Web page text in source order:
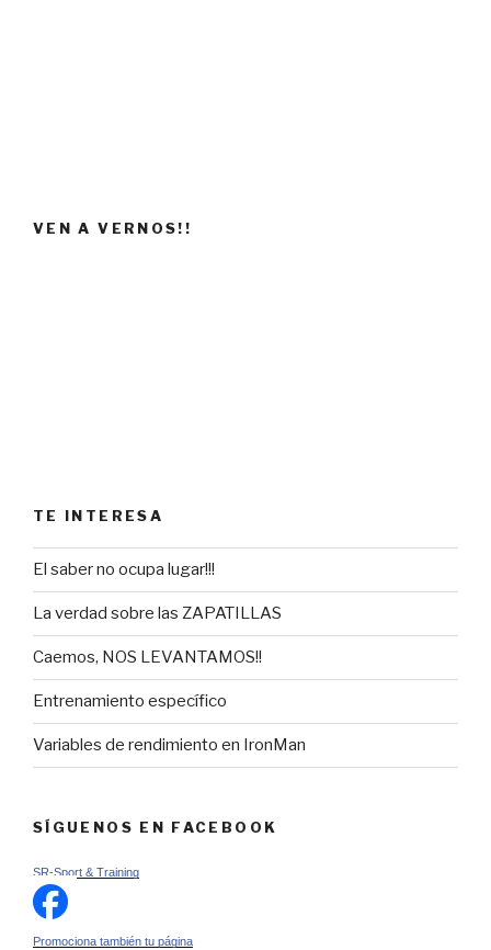
VEN A VERNOS!!
TE INTERESA
El saber no ocupa lugar!!!
La verdad sobre las ZAPATILLAS
Caemos, NOS LEVANTAMOS!!
Entrenamiento específico
Variables de rendimiento en IronMan
SÍGUENOS EN FACEBOOK
SR-Sport & Training
Promociona también tu página